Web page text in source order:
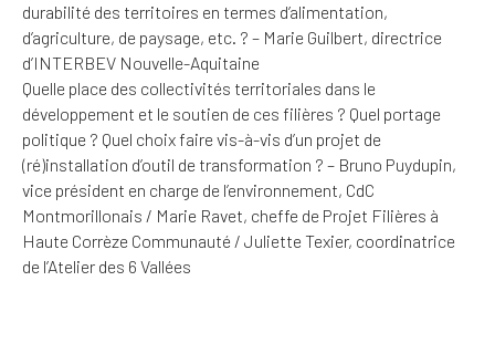
durabilité des territoires en termes d’alimentation,
d’agriculture, de paysage, etc. ? – Marie Guilbert, directrice
d’INTERBEV Nouvelle-Aquitaine
Quelle place des collectivités territoriales dans le
développement et le soutien de ces filières ? Quel portage
politique ? Quel choix faire vis-à-vis d’un projet de
(ré)installation d’outil de transformation ? – Bruno Puydupin,
vice président en charge de l’environnement, CdC
Montmorillonais / Marie Ravet, cheffe de Projet Filières à
Haute Corrèze Communauté / Juliette Texier, coordinatrice
de l’Atelier des 6 Vallées